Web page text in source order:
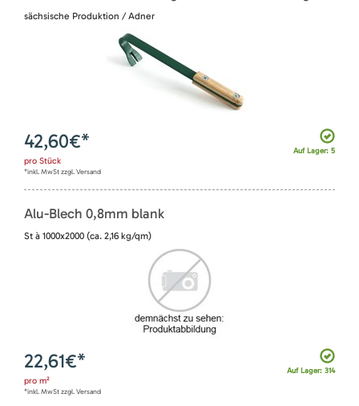
sächsische Produktion / Adner
Auf Lager: 5
42,60€*
pro Stück
*inkl. MwSt zzgl. Versand
Alu-Blech 0,8mm blank
St à 1000x2000 (ca. 2,16 kg/qm)
Auf Lager: 314
22,61€*
pro m²
*inkl. MwSt zzgl. Versand